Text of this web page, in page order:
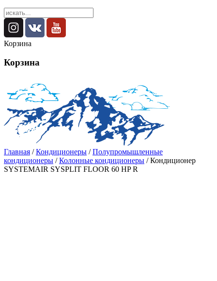
Корзина
Корзина
Главная /Кондиционеры /Полупромышленные
кондиционеры /Колонные кондиционеры / Кондиционер
SYSTEMAIR SYSPLIT FLOOR 60 HP R